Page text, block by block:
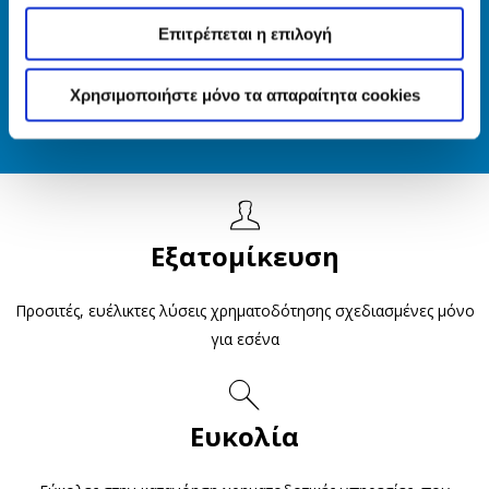
Επιτρέπεται η επιλογή
Χρησιμοποιήστε μόνο τα απαραίτητα cookies
Πλεονεκτήματα του
DreamRide*
Εξατομίκευση
Προσιτές, ευέλικτες λύσεις χρηματοδότησης σχεδιασμένες μόνο
για εσένα
Ευκολία